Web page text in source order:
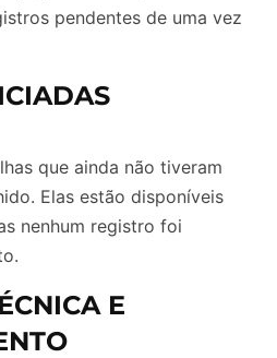
pendentes de uma vez
que ainda não tiveram
Elas estão disponíveis
nenhum registro foi
E